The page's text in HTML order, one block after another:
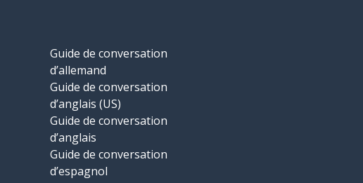
Guide de conversation
d’allemand
Guide de conversation
d’anglais (US)
Guide de conversation
d’anglais
Guide de conversation
d’espagnol